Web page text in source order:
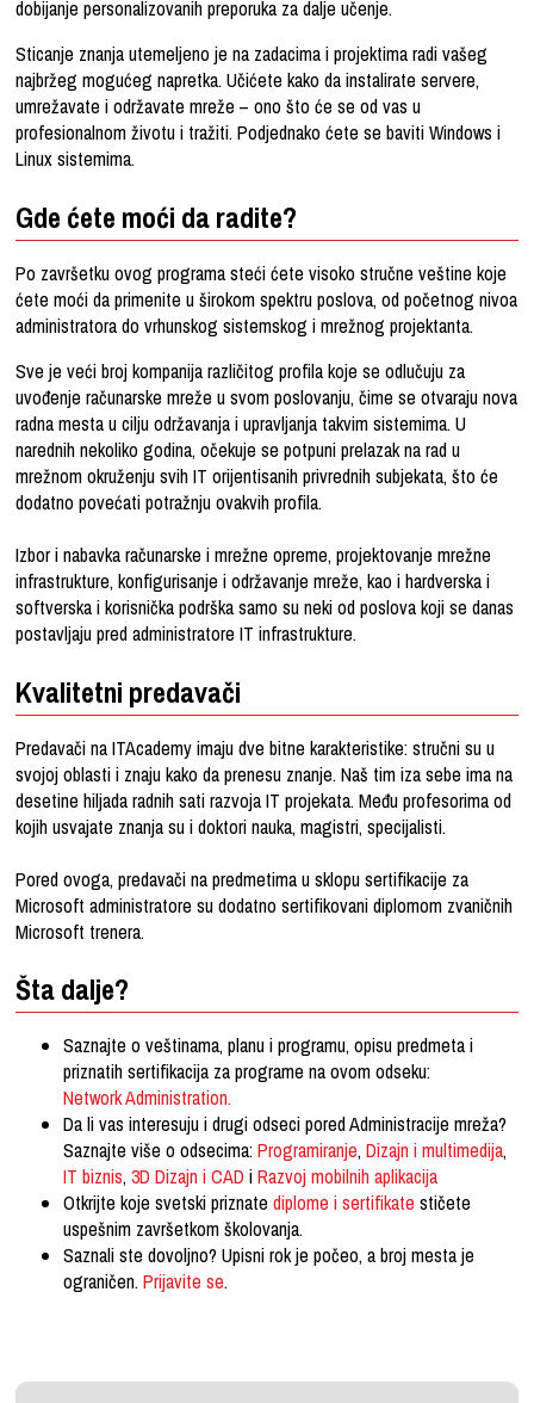
dobijanje personalizovanih preporuka za dalje učenje.
Sticanje znanja utemeljeno je na zadacima i projektima radi vašeg
najbržeg mogućeg napretka. Učićete kako da instalirate servere,
umrežavate i održavate mreže – ono što će se od vas u
profesionalnom životu i tražiti. Podjednako ćete se baviti Windows i
Linux sistemima.
Gde ćete moći da radite?
Po završetku ovog programa steći ćete visoko stručne veštine koje
ćete moći da primenite u širokom spektru poslova, od početnog nivoa
administratora do vrhunskog sistemskog i mrežnog projektanta.
Sve je veći broj kompanija različitog profila koje se odlučuju za
uvođenje računarske mreže u svom poslovanju, čime se otvaraju nova
radna mesta u cilju održavanja i upravljanja takvim sistemima. U
narednih nekoliko godina, očekuje se potpuni prelazak na rad u
mrežnom okruženju svih IT orijentisanih privrednih subjekata, što će
dodatno povećati potražnju ovakvih profila.
Izbor i nabavka računarske i mrežne opreme, projektovanje mrežne
infrastrukture, konfigurisanje i održavanje mreže, kao i hardverska i
softverska i korisnička podrška samo su neki od poslova koji se danas
postavljaju pred administratore IT infrastrukture.
Kvalitetni predavači
Predavači na ITAcademy imaju dve bitne karakteristike: stručni su u
svojoj oblasti i znaju kako da prenesu znanje. Naš tim iza sebe ima na
desetine hiljada radnih sati razvoja IT projekata. Među profesorima od
kojih usvajate znanja su i doktori nauka, magistri, specijalisti.
Pored ovoga, predavači na predmetima u sklopu sertifikacije za
Microsoft administratore su dodatno sertifikovani diplomom zvaničnih
Microsoft trenera.
Šta dalje?
Saznajte o veštinama, planu i programu, opisu predmeta i
priznatih sertifikacija za programe na ovom odseku:
Network Administration.
Da li vas interesuju i drugi odseci pored Administracije mreža?
Saznajte više o odsecima:Programiranje,Dizajn i multimedija,
IT biznis,3D Dizajn i CAD iRazvoj mobilnih aplikacija
Otkrijte koje svetski priznatediplome i sertifikate stičete
uspešnim završetkom školovanja.
Saznali ste dovoljno? Upisni rok je počeo, a broj mesta je
ograničen.Prijavite se.